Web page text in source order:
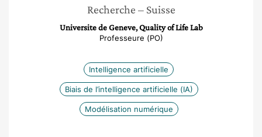
Recherche – Suisse
Universite de Geneve, Quality of Life Lab
Professeure (PO)
Intelligence artificielle
Biais de l’intelligence artificielle (IA)
Modélisation numérique